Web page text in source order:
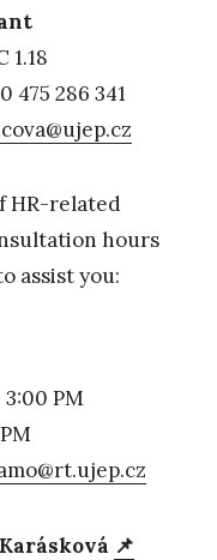
1.18
475 286 341
HR-related
hours
assist you:
3:00 PM
📌